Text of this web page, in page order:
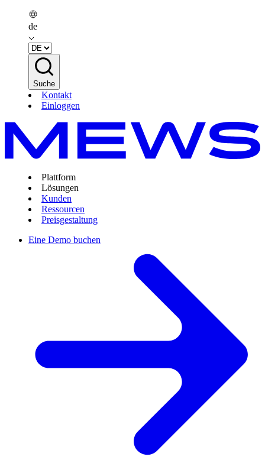
de
Suche
Kontakt
Einloggen
Plattform
Lösungen
Kunden
Ressourcen
Preisgestaltung
Eine Demo buchen